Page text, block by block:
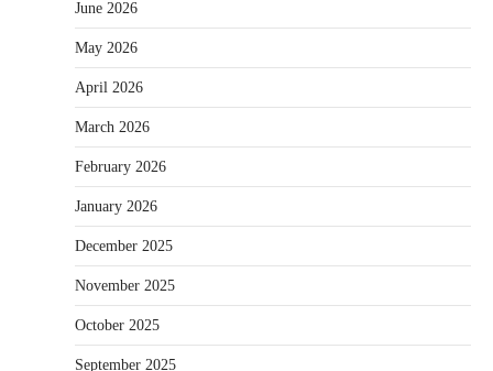
June 2026
May 2026
April 2026
March 2026
February 2026
January 2026
December 2025
November 2025
October 2025
September 2025